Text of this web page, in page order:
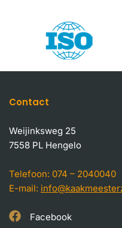
Contact
Weijinksweg 25
7558 PL Hengelo
Telefoon: 074 – 2040040
E-mail:
Facebook